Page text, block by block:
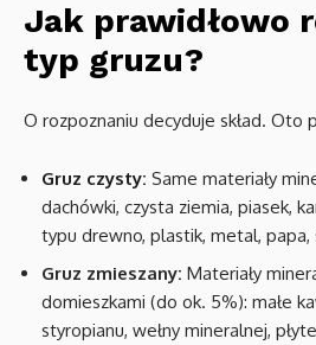
Jak prawidłowo
typ gruzu?
O rozpoznaniu decyduje skład. Oto
Gruz czysty: Same materiały
dachówki, czysta ziemia, piasek,
typu drewno, plastik, metal, papa,
Gruz zmieszany: Materiały
domieszkami (do ok. 5%): małe
styropianu, wełny mineralnej,